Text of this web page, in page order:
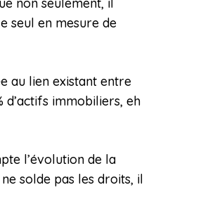
seul en mesure de
au lien existant entre
d’actifs immobiliers, eh
l’évolution de la
solde pas les droits, il